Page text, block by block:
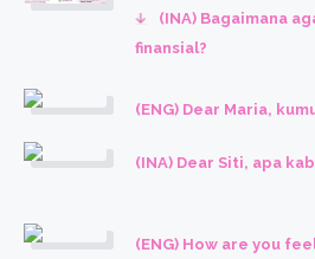
(INA) Bagaimana
finansial?
(ENG) Dear Maria,
(INA) Dear Siti, apa
(ENG) How are you